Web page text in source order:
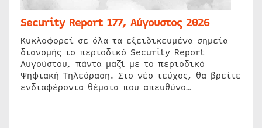
Security Report 177, Αύγουστος 2026
Κυκλοφορεί σε όλα τα εξειδικευμένα σημεία
διανομής το περιοδικό Security Report
Αυγούστου, πάντα μαζί με το περιοδικό
Ψηφιακή Τηλεόραση. Στο νέο τεύχος, θα βρείτε
ενδιαφέροντα θέματα που απευθύνο…